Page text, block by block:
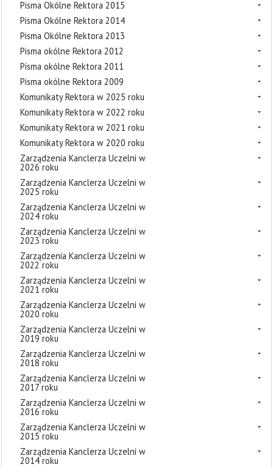
Pisma Okólne Rektora 2015
Pisma Okólne Rektora 2014
Pisma Okólne Rektora 2013
Pisma okólne Rektora 2012
Pisma okólne Rektora 2011
Pisma okólne Rektora 2009
Komunikaty Rektora w 2025 roku
Komunikaty Rektora w 2022 roku
Komunikaty Rektora w 2021 roku
Komunikaty Rektora w 2020 roku
Zarządzenia Kanclerza Uczelni w
2026 roku
Zarządzenia Kanclerza Uczelni w
2025 roku
Zarządzenia Kanclerza Uczelni w
2024 roku
Zarządzenia Kanclerza Uczelni w
2023 roku
Zarządzenia Kanclerza Uczelni w
2022 roku
Zarządzenia Kanclerza Uczelni w
2021 roku
Zarządzenia Kanclerza Uczelni w
2020 roku
Zarządzenia Kanclerza Uczelni w
2019 roku
Zarządzenia Kanclerza Uczelni w
2018 roku
Zarządzenia Kanclerza Uczelni w
2017 roku
Zarządzenia Kanclerza Uczelni w
2016 roku
Zarządzenia Kanclerza Uczelni w
2015 roku
Zarządzenia Kanclerza Uczelni w
2014 roku